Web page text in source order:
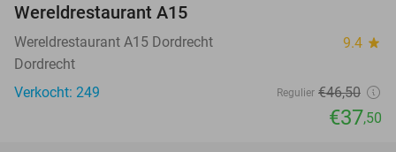
Wereldrestaurant A15
Wereldrestaurant A15 Dordrecht 9.4 star
Dordrecht
Verkocht: 249
Regulier €46,50
€37,50